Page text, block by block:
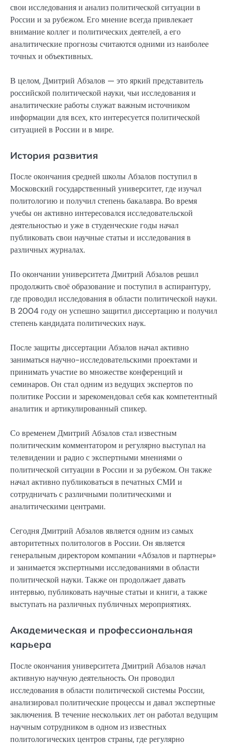
свои исследования и анализ политической ситуации в
России и за рубежом. Его мнение всегда привлекает
внимание коллег и политических деятелей, а его
аналитические прогнозы считаются одними из наиболее
точных и объективных.
В целом, Дмитрий Абзалов — это яркий представитель
российской политической науки, чьи исследования и
аналитические работы служат важным источником
информации для всех, кто интересуется политической
ситуацией в России и в мире.
История развития
После окончания средней школы Абзалов поступил в
Московский государственный университет, где изучал
политологию и получил степень бакалавра. Во время
учебы он активно интересовался исследовательской
деятельностью и уже в студенческие годы начал
публиковать свои научные статьи и исследования в
различных журналах.
По окончании университета Дмитрий Абзалов решил
продолжить своё образование и поступил в аспирантуру,
где проводил исследования в области политической науки.
В 2004 году он успешно защитил диссертацию и получил
степень кандидата политических наук.
После защиты диссертации Абзалов начал активно
заниматься научно-исследовательскими проектами и
принимать участие во множестве конференций и
семинаров. Он стал одним из ведущих экспертов по
политике России и зарекомендовал себя как компетентный
аналитик и артикулированный спикер.
Со временем Дмитрий Абзалов стал известным
политическим комментатором и регулярно выступал на
телевидении и радио с экспертными мнениями о
политической ситуации в России и за рубежом. Он также
начал активно публиковаться в печатных СМИ и
сотрудничать с различными политическими и
аналитическими центрами.
Сегодня Дмитрий Абзалов является одним из самых
авторитетных политологов в России. Он является
генеральным директором компании «Абзалов и партнеры»
и занимается экспертными исследованиями в области
политической науки. Также он продолжает давать
интервью, публиковать научные статьи и книги, а также
выступать на различных публичных мероприятиях.
Академическая и профессиональная
карьера
После окончания университета Дмитрий Абзалов начал
активную научную деятельность. Он проводил
исследования в области политической системы России,
анализировал политические процессы и давал экспертные
заключения. В течение нескольких лет он работал ведущим
научным сотрудником в одном из известных
политологических центров страны, где регулярно